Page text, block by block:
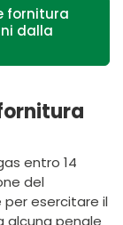
fornitura
dalla
entro 14
del
esercitare il
alcuna penale